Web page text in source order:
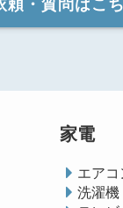
頼・質問はこ
家電
エアコ
洗濯機